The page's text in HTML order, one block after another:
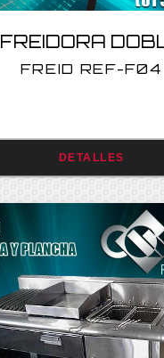
FREIDORA
FREID REF-F04
DETALLES